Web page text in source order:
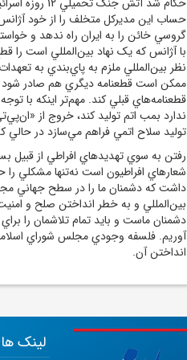
حساب اين مديرکل متخلف را از خود
گروسي خائن را به ايران راه ندهد و
با آژانس که يک نهاد بين‌المللي است را
ممکن است قطعنامه ديگري هم صادر
قطعنامه‌هاي قبلي کند. مهم‌تر اينکه با
ندارد بمب اتم توليد کند، خروج از
توليد سلاح اتمي فراهم مي‌سازد در حالي
رفتن به سوي تهديدهاي افراطي از قبيل
شعارهاي افراطيون است نه‌تنها مشکلي
داشت که دشمنان ما را در سطح جهاني
بين‌المللي و به خطر انداختن صلح و
دشمنان ماست و بايد تمام تلاشمان را
آوريم. فلسفه وجودي مجلس شوراي
انداختن آن.
لینک